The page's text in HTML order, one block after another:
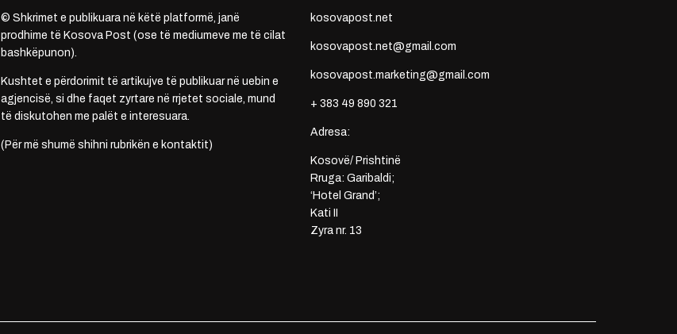
© Shkrimet e publikuara në këtë platformë, janë
prodhime të Kosova Post (ose të mediumeve me të cilat
bashkëpunon).
Kushtet e përdorimit të artikujve të publikuar në uebin e
agjencisë, si dhe faqet zyrtare në rrjetet sociale, mund
të diskutohen me palët e interesuara.
(Për më shumë shihni rubrikën e kontaktit)
kosovapost.net
kosovapost.net@gmail.com
kosovapost.marketing@gmail.com
+ 383 49 890 321
Adresa:
Kosovë/ Prishtinë
Rruga: Garibaldi;
‘Hotel Grand’;
Kati II
Zyra nr. 13